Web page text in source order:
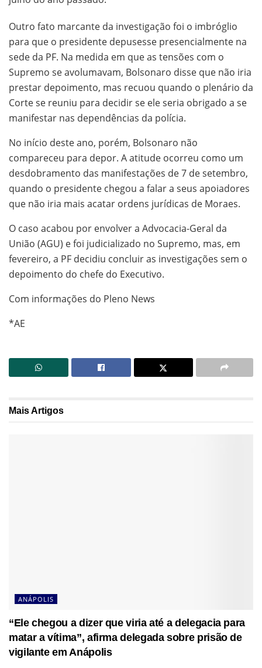
Outro fato marcante da investigação foi o imbróglio
para que o presidente depusesse presencialmente na
sede da PF. Na medida em que as tensões com o
Supremo se avolumavam, Bolsonaro disse que não iria
prestar depoimento, mas recuou quando o plenário da
Corte se reuniu para decidir se ele seria obrigado a se
manifestar nas dependências da polícia.
No início deste ano, porém, Bolsonaro não
compareceu para depor. A atitude ocorreu como um
desdobramento das manifestações de 7 de setembro,
quando o presidente chegou a falar a seus apoiadores
que não iria mais acatar ordens jurídicas de Moraes.
O caso acabou por envolver a Advocacia-Geral da
União (AGU) e foi judicializado no Supremo, mas, em
fevereiro, a PF decidiu concluir as investigações sem o
depoimento do chefe do Executivo.
Com informações do Pleno News
*AE
MaisArtigos
ANÁPOLIS
“Ele chegou a dizer que viria até a delegacia para
matar a vítima”, afirma delegada sobre prisão de
vigilante em Anápolis